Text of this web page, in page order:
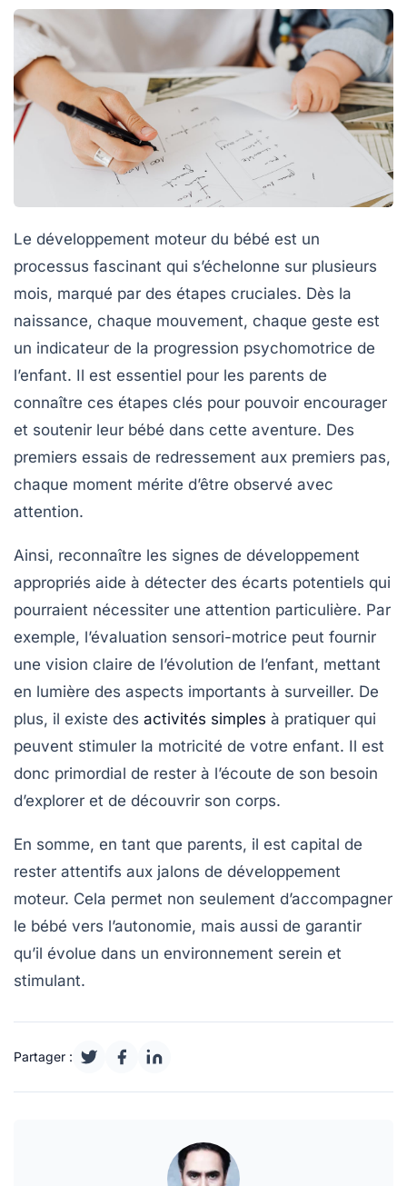
Le développement moteur du bébé est un
processus fascinant qui s’échelonne sur plusieurs
mois, marqué par des étapes cruciales. Dès la
naissance, chaque mouvement, chaque geste est
un indicateur de la progression psychomotrice de
l’enfant. Il est essentiel pour les parents de
connaître ces étapes clés pour pouvoir encourager
et soutenir leur bébé dans cette aventure. Des
premiers essais de redressement aux premiers pas,
chaque moment mérite d’être observé avec
attention.
Ainsi, reconnaître les signes de développement
appropriés aide à détecter des écarts potentiels qui
pourraient nécessiter une attention particulière. Par
exemple, l’évaluation sensori-motrice peut fournir
une vision claire de l’évolution de l’enfant, mettant
en lumière des aspects importants à surveiller. De
plus, il existe des activités simples à pratiquer qui
peuvent stimuler la motricité de votre enfant. Il est
donc primordial de rester à l’écoute de son besoin
d’explorer et de découvrir son corps.
En somme, en tant que parents, il est capital de
rester attentifs aux jalons de développement
moteur. Cela permet non seulement d’accompagner
le bébé vers l’autonomie, mais aussi de garantir
qu’il évolue dans un environnement serein et
stimulant.
Partager :